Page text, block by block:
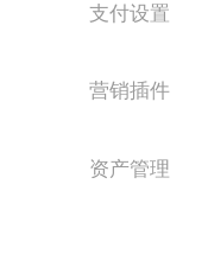
支付设置
营销插件
资产管理